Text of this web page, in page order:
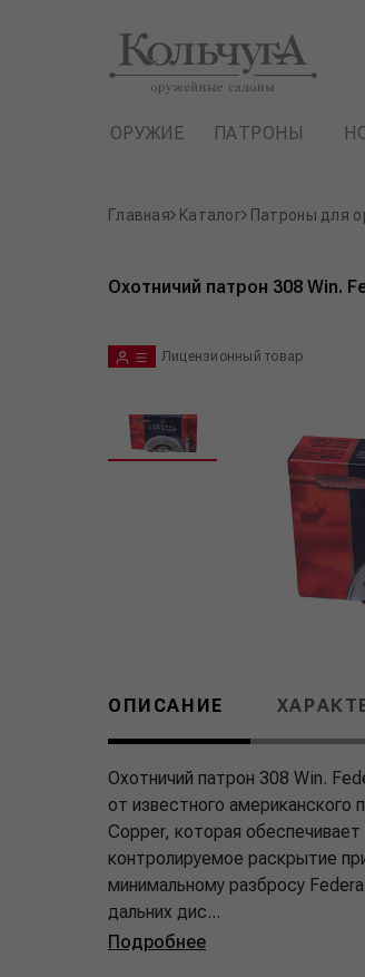
ОРУЖИЕ ПАТРОНЫ
Главная Каталог Патроны для
Охотничий патрон 308 Win.
Лицензионный товар
ОПИСАНИЕ
Охотничий патрон 308 Win.
от известного
Copper, которая
контролируемое раскрытие
минимальному разбросу
дальних дис...
Подробнее